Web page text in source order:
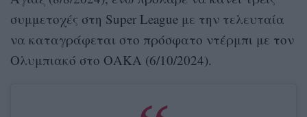
συμμετοχές στη Super League με την τελευταία
να καταγράφεται στο πρόσφατο ντέρμπι με τον
Ολυμπιακό στο ΟΑΚΑ (6/10/2024).